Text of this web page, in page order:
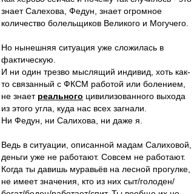
знает Салехова, Федун, знает огромное
количество болельщиков Великого и Могучего.
Но нынешняя ситуация уже сложилась в
фактическую.
И ни один трезво мыслящий индивид, хоть как-
то связанный с ФКСМ работой или болением,
не знает реального цивилизованного выхода
из этого угла, куда нас всех загнали.
Ни Федун, ни Салихова, ни даже я.
Ведь в ситуации, описанной мадам Салиховой,
деньги уже не работают. Совсем не работают.
Когда ты давишь муравьёв на лесной прогулке,
не имеет значения, кто из них сыт/голоден/